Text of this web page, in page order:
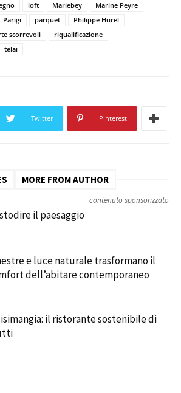
loft Mariebey
Marine Peyre
Parigi parquet
Philippe Hurel
scorrevoli
riqualificazione
telai
Twitter Pinterest
MORE FROM AUTHOR
contenuto sponsorizzato
il paesaggio
e luce naturale trasformano il
dell’abitare contemporaneo
il ristorante sostenibile di